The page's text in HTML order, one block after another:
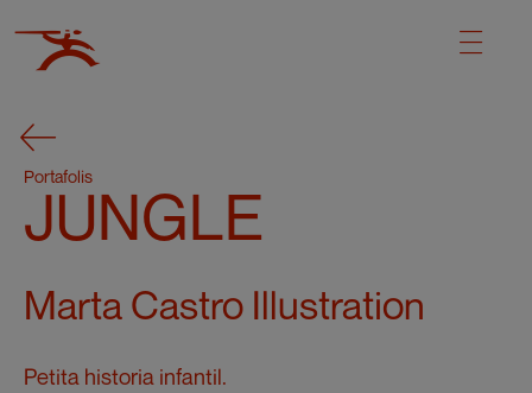
Portafolis
JUNGLE
Marta Castro Illustration
Petita historia infantil.